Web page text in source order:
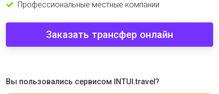
Профессиональные местные компании
Заказать трансфер онлайн
Вы пользовались сервисом INTUI.travel?